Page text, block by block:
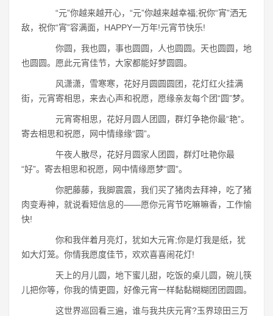
“元”你越来越开心，“元”你越来越幸福;祝你“宵”洒无
敌，祝你“宵”容满面，HAPPY一万年!元宵节快乐!
你圆，我也圆，事也圆圆，人也圆圆。天也圆圆，地
也圆圆。愿此元宵佳节，大家都能好梦圆圆。
风潇潇，雪寒寒，花好月圆圆圆团，花灯红火挂满
街，元宵寄相思，来去心声和祝愿，愿缘亲友每个团“圆”梦。
元宵寄相思，花好月圆人团圆，群灯争艳你最“艳”。
寄去相思和祝愿，网中情缘缘“圆”。
午夜人散尽，花好月圆家人团圆，群灯吐艳你最
“好”。寄去相思和祝愿，网中情缘愿梦“圆”。
你肥藤藤，我脚震震，我们买了猪肉去拜神，吃了猪
肉变寿神，就说看短信息的――愿你元宵节吃嘛嘛香，工作愉
快!
你和我伴着月亮灯，犹如大元宵;你是灯我是纸，犹
如大灯笼。你情我愿度佳节，欢欢喜喜闹花灯!
天上的月儿圆，地下蜜儿甜，吃饭的桌儿圆，碗儿筷
儿把你等，你我的情更圆，好像元宵一样黏黏糊糊团团圆圆。
这世界巡回看三遍，谁与我共庆元宵?玉界琼田三万